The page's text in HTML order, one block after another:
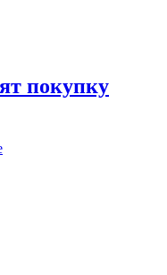
покупку